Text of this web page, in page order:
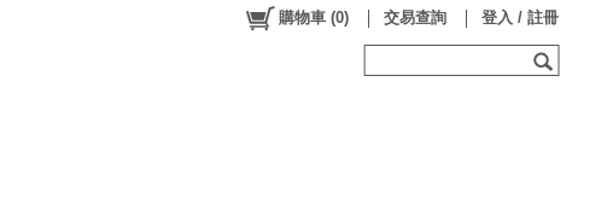
購物車 (0) 交易查詢 登入 / 註冊